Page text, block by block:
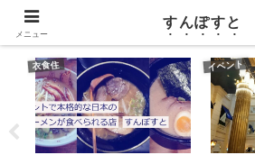
カナダ（トロント）ワーホリ
衣食住 イベント
メニュー
すんぽすと